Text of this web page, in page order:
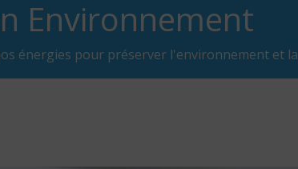
Environnement
énergies pour préserver l'environnement et
navigation